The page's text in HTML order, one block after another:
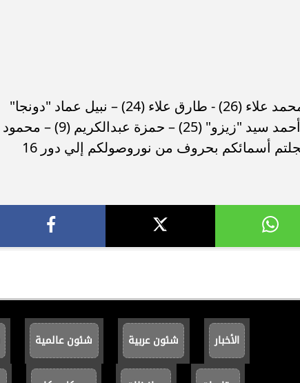
محمد الشناوي (1) - المهدي سليمان (16) - محمد علاء (26) - طارق علاء (24) – نبيل عماد "دونجا"
(18) - إبراهيم عادل (20) - هيثم حسن (12) - أحمد سيد "زيزو" (25) – حمزة عبدالكريم (9) – محمود
الأخبار شئون عربية شئون عالمية